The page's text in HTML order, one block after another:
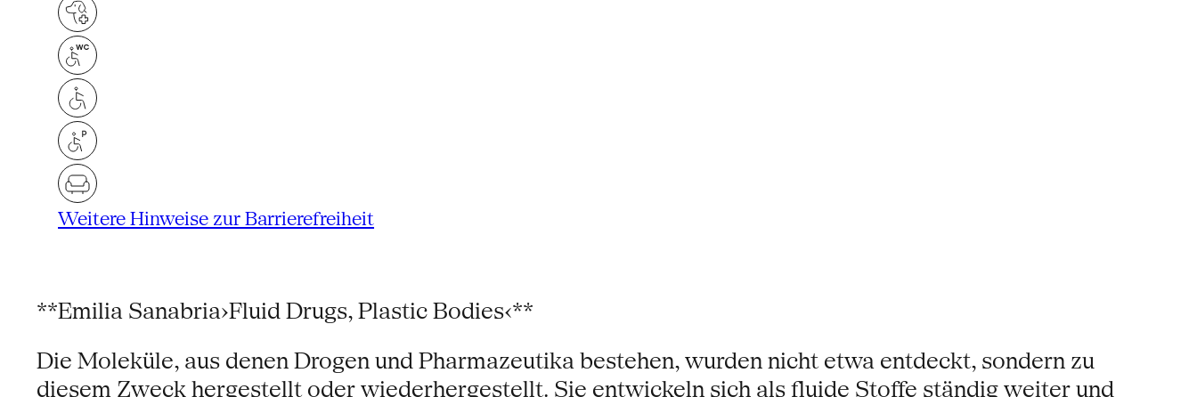
Weitere Hinweise zur Barrierefreiheit
**Emilia Sanabria›Fluid Drugs, Plastic Bodies‹**
Die Moleküle, aus denen Drogen und Pharmazeutika bestehen, wurden nicht etwa entdeckt, sondern zu
diesem Zweck hergestellt oder wiederhergestellt. Sie entwickeln sich als fluide Stoffe ständig weiter und